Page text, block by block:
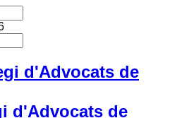
d'Advocats de